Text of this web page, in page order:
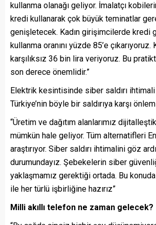
kullanma olanağı geliyor. İmalatçı
kredi kullanarak çok büyük teminatlar
genişletecek. Kadın girişimcilerde kredi
kullanma oranını yüzde 85’e
karşılıksız 36 bin lira veriyoruz. Bu
son derece önemlidir.”
Elektrik kesintisinde siber saldırı
Türkiye’nin böyle bir saldırıya karşı
“Üretim ve dağıtım alanlarımız
mümkün hale geliyor. Tüm alternatifleri
araştırıyor. Siber saldırı ihtimalini göz
durumundayız. Şebekelerin siber
yaklaşmamız gerektiği ortada. Bu konuda
ile her türlü işbirliğine hazırız”
Milli akıllı telefon ne zaman gelecek?